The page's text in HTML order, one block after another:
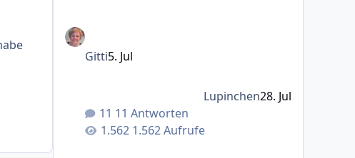
11 Antworten
1.562 Aufrufe
Gitti5. Jul
Lupinchen28. Jul